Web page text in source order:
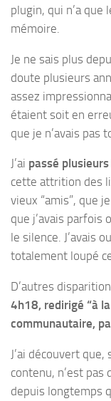
plugin, qui n’a que
mémoire.
Je ne sais plus
doute plusieurs
assez
étaient soit en
que je n’avais pas
J’ai passé
cette attrition des
vieux “amis”, que
que j’avais parfois
le silence. J’avais
totalement loupé
D’autres
4h18, redirigé “à
communautaire,
J’ai découvert
contenu, n’est pas
depuis longtemps